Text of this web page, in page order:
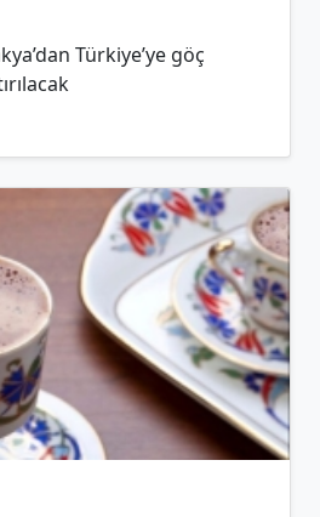
Türkiye’ye göç